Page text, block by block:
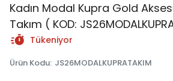
Kadın Modal Kupra Gold
Takım ( KOD:
Tükeniyor
Ürün Kodu: JS26MODALKUPRATAKIM